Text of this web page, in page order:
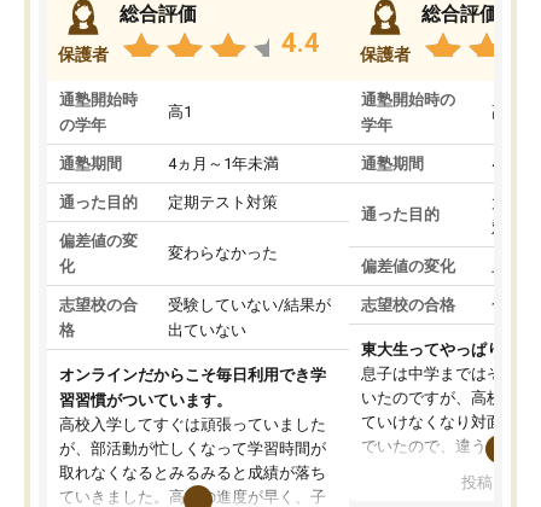
保護者
総合評価
4.4
通塾開始時
の学年
高1
通塾期間 4ヵ月～1年未満
通った目的 定期テスト対策
偏差値の変
化
変わらなかった
志望校の合
格
受験していない/結果が
出ていない
オンラインだからこそ毎日利用でき学
習習慣がついています。
高校入学してすぐは頑張っていました
が、部活動が忙しくなって学習時間が
取れなくなるとみるみると成績が落ち
ていきました。高校の進度が早く、子
保護者
総合評価
通塾開始時の
学年
高3
通塾期間 4ヵ月
通った目的
大学
対策
偏差値の変化
志望校の合格 合格
東大生ってやっぱりすご
息子は中学まではそこそ
いたのですが、高校に入
ていけなくなり対面の塾
でいたので、違うアプロ
で、当初は模試でD判定
投稿日：